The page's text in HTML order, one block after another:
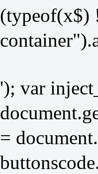
(typeof(x$)
'); var
=